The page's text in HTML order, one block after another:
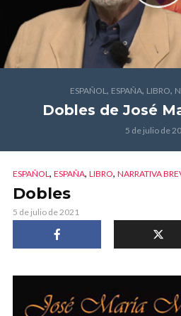
ESPAÑOL, ESPAÑA, LIBRO,
Dobles de José
5 de julio de
ESPAÑOL, ESPAÑA, LIBRO, NARRATIVA
Dobles
5 de julio de 2021